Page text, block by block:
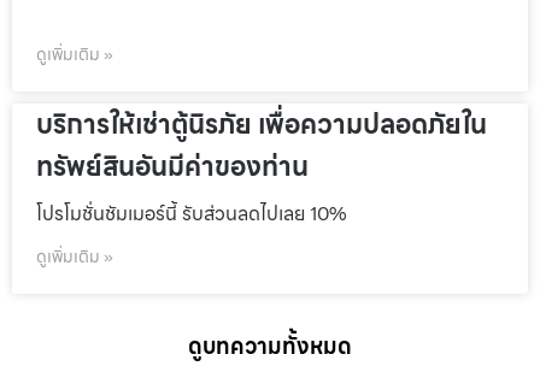
ดูเพิ่มเติม »
บริการให้เช่าตู้นิรภัย เพื่อความปลอดภัยใน
ทรัพย์สินอันมีค่าของท่าน
โปรโมชั่นชัมเมอร์นี้ รับส่วนลดไปเลย 10%
ดูเพิ่มเติม »
ดูบทความทั้งหมด